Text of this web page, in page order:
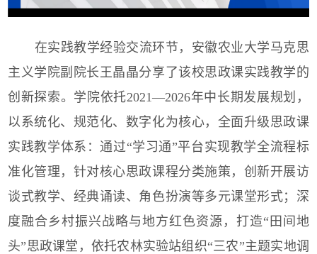
在实践教学经验交流环节，安徽农业大学马克思
主义学院副院长王晶晶分享了该校思政课实践教学的
创新探索。学院依托2021—2026年中长期发展规划，
以系统化、规范化、数字化为核心，全面升级思政课
实践教学体系：通过“学习通”平台实现教学全流程标
准化管理，针对核心思政课程分类施策，创新开展访
谈式教学、经典诵读、角色扮演等多元课堂形式；深
度融合乡村振兴战略与地方红色资源，打造“田间地
头”思政课堂，依托农林实验站组织“三农”主题实地调